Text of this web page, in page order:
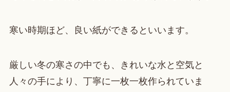
寒い時期ほど、良い紙ができるといいます。
厳しい冬の寒さの中でも、きれいな水と空気と
人々の手により、丁寧に一枚一枚作られていま